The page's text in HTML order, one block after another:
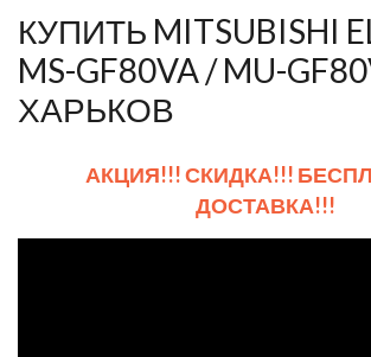
КУПИТЬ MITSUBISHI
MS-GF80VA / MU-
ХАРЬКОВ
АКЦИЯ!!! СКИДКА!!!
ДОСТАВКА!!!